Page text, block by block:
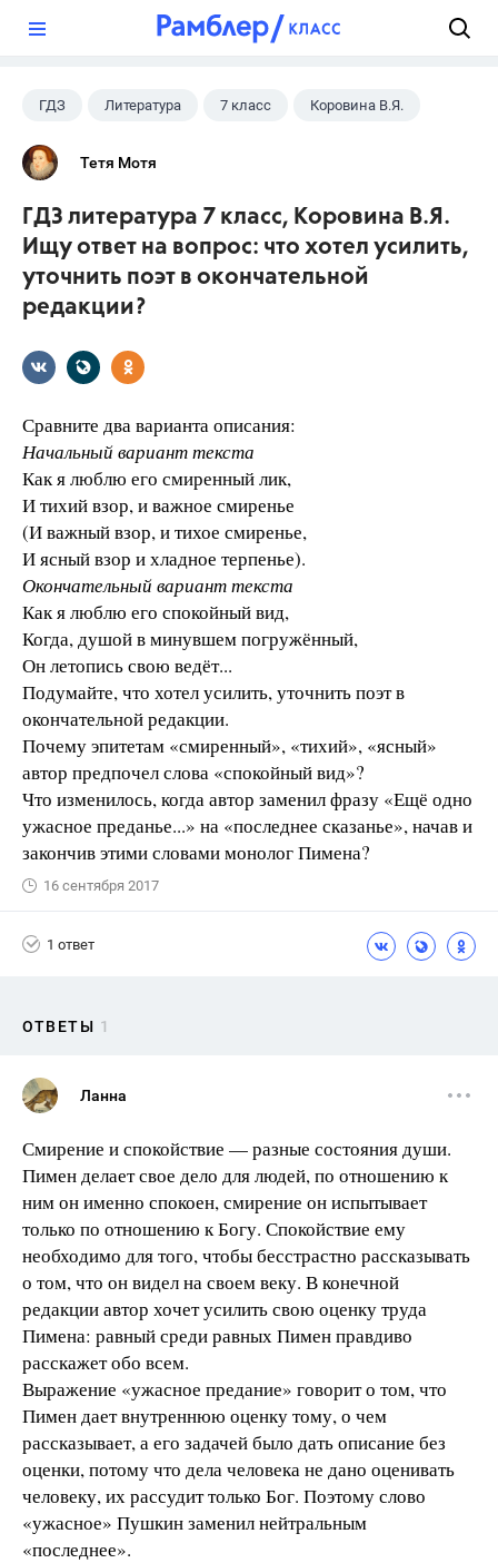
ГДЗ Литература 7 класс Коровина В.Я.
Тетя Мотя
ГДЗ литература 7 класс, Коровина В.Я.
Ищу ответ на вопрос: что хотел усилить,
уточнить поэт в окончательной
редакции?
Сравните два варианта описания:
Начальный вариант текста
Как я люблю его смиренный лик,
И тихий взор, и важное смиренье
(И важный взор, и тихое смиренье,
И ясный взор и хладное терпенье).
Окончательный вариант текста
Как я люблю его спокойный вид,
Когда, душой в минувшем погружённый,
Он летопись свою ведёт...
Подумайте, что хотел усилить, уточнить поэт в
окончательной редакции.
Почему эпитетам «смиренный», «тихий», «ясный»
автор предпочел слова «спокойный вид»?
Что изменилось, когда автор заменил фразу «Ещё одно
ужасное преданье...» на «последнее сказанье», начав и
закончив этими словами монолог Пимена?
16 сентября 2017
1 ответ
ОТВЕТЫ 1
Ланна
Смирение и спокойствие — разные состояния души.
Пимен делает свое дело для людей, по отношению к
ним он именно спокоен, смирение он испытывает
только по отношению к Богу. Спокойствие ему
необходимо для того, чтобы бесстрастно рассказывать
о том, что он видел на своем веку. В конечной
редакции автор хочет усилить свою оценку труда
Пимена: равный среди равных Пимен правдиво
расскажет обо всем.
Выражение «ужасное предание» говорит о том, что
Пимен дает внутреннюю оценку тому, о чем
рассказывает, а его задачей было дать описание без
оценки, потому что дела человека не дано оценивать
человеку, их рассудит только Бог. Поэтому слово
«ужасное» Пушкин заменил нейтральным
«последнее».